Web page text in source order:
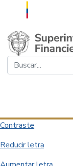
Saltar al contenido
Contraste
Reducir letra